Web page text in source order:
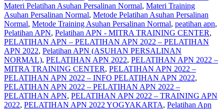
Materi Pelatihan Asuhan Persalinan Normal, Materi Training
Asuhan Persalinan Normal, Metode Pelatihan Asuhan Persalinan
Normal, Metode Training Asuhan Persalinan Normal, peatihan apn,
Pelatihan APN, Pelatihan APN - MITRA TRAINING CENTER,
PELATIHAN APN – PELATIHAN APN 2022 – PELATIHAN
APN 2022, Pelatihan APN (ASUHAN PERSALINAN
NORMAL), PELATIHAN APN 2022, PELATIHAN APN 2022 –
MITRA TRAINING CENTER, PELATIHAN APN 2022 –
PELATIHAN APN 2022 – INFO PELATIHAN APN 2022,
PELATIHAN APN 2022 – PELATIHAN APN 2022 –
PELATIHAN APN, PELATIHAN APN 2022 – TRAINING APN
2022, PELATIHAN APN 2022 YOGYAKARTA, Pelatihan Apn